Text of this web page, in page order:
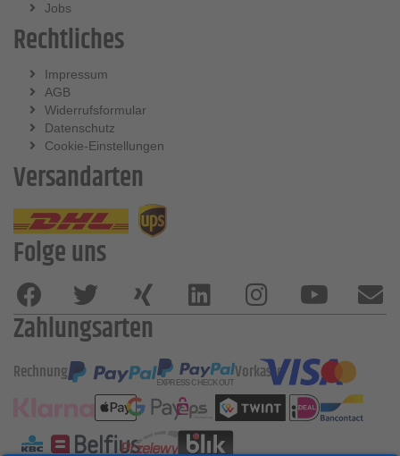
Jobs
Rechtliches
Impressum
AGB
Widerrufsformular
Datenschutz
Cookie-Einstellungen
Versandarten
Folge uns
Zahlungsarten
Rechnung Vorkasse